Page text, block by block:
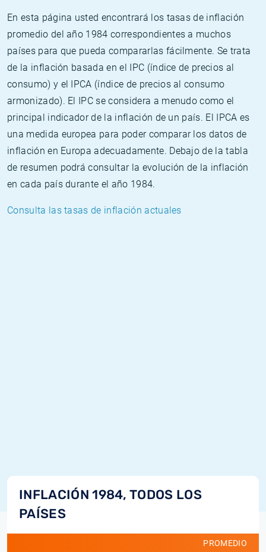
En esta página usted encontrará los tasas de inflación
promedio del año 1984 correspondientes a muchos
países para que pueda compararlas fácilmente. Se trata
de la inflación basada en el IPC (índice de precios al
consumo) y el IPCA (índice de precios al consumo
armonizado). El IPC se considera a menudo como el
principal indicador de la inflación de un país. El IPCA es
una medida europea para poder comparar los datos de
inflación en Europa adecuadamente. Debajo de la tabla
de resumen podrá consultar la evolución de la inflación
en cada país durante el año 1984.
Consulta las tasas de inflación actuales
INFLACIÓN 1984, TODOS LOS
PAÍSES
PROMEDIO